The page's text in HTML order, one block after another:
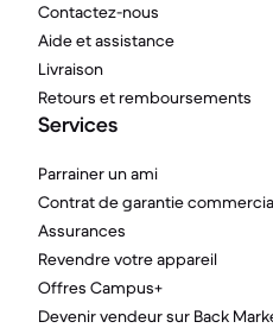
Contactez-nous
Aide et assistance
Livraison
Retours et remboursements
Services
Parrainer un ami
Contrat de garantie
Assurances
Revendre votre appareil
Offres Campus+
Devenir vendeur sur Back